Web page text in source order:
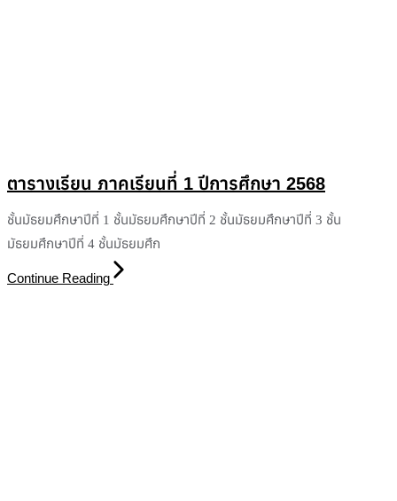
ตารางเรียน ภาคเรียนที่ 1 ปีการศึกษา 2568
ชั้นมัธยมศึกษาปีที่ 1 ชั้นมัธยมศึกษาปีที่ 2 ชั้นมัธยมศึกษาปีที่ 3 ชั้น
มัธยมศึกษาปีที่ 4 ชั้นมัธยมศึก
Continue Reading